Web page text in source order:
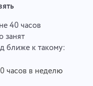
40 часов
занят
ближе к такому:
часов в неделю